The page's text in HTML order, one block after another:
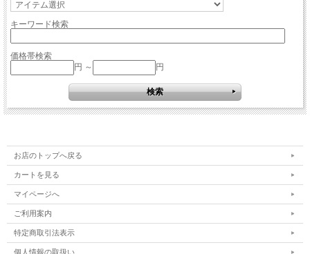
キーワード検索
価格帯検索
円 ～
円
お店のトップへ戻る
カートを見る
マイページへ
ご利用案内
特定商取引法表示
個人情報の取扱い